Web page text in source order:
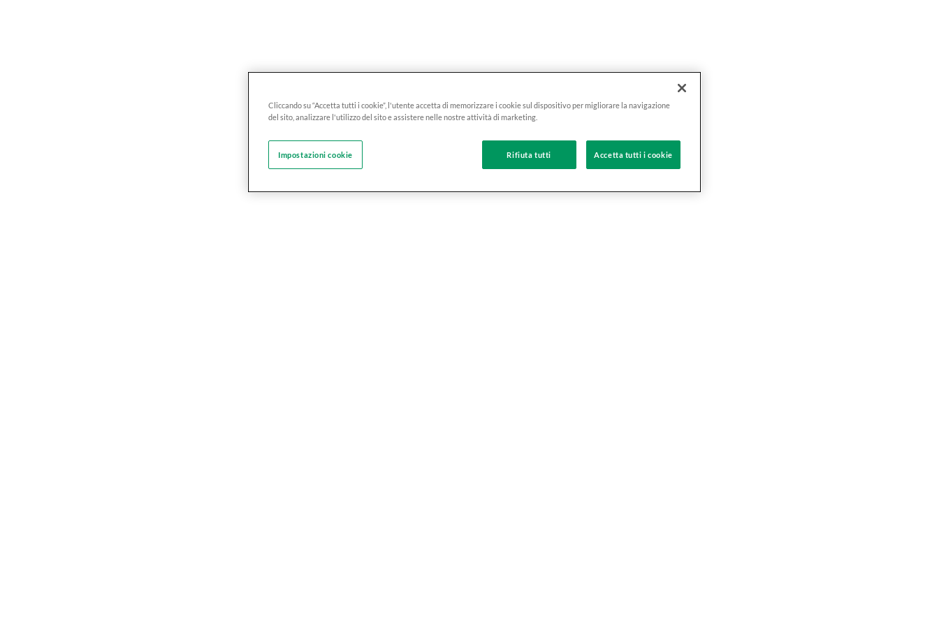
Cliccando su “Accetta tutti i cookie”, l'utente accetta di memorizzare i cookie sul dispositivo per migliorare la navigazione
del sito, analizzare l'utilizzo del sito e assistere nelle nostre attività di marketing.
Rifiuta tutti Accetta tutti i cookie
Impostazioni cookie